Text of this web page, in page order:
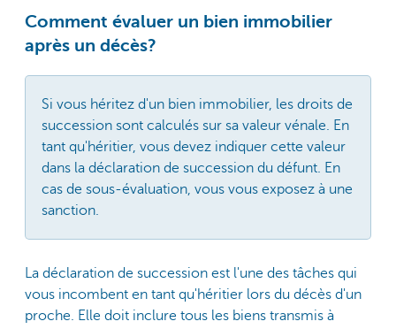
Comment évaluer un bien immobilier
après un décès?
Si vous héritez d'un bien immobilier, les droits de
succession sont calculés sur sa valeur vénale. En
tant qu'héritier, vous devez indiquer cette valeur
dans la déclaration de succession du défunt. En
cas de sous-évaluation, vous vous exposez à une
sanction.
La déclaration de succession est l'une des tâches qui
vous incombent en tant qu'héritier lors du décès d'un
proche. Elle doit inclure tous les biens transmis à